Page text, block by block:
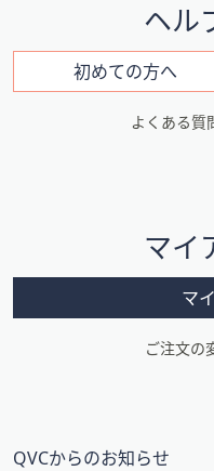
ン
ン
ヘル
初めての方へ
よくある質
マイ
マ
ご注文の
QVCからのお知らせ